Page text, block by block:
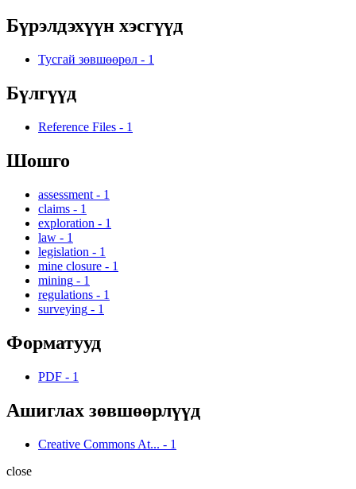
Бүрэлдэхүүн хэсгүүд
Тусгай зөвшөөрөл - 1
Бүлгүүд
Reference Files - 1
Шошго
assessment - 1
claims - 1
exploration - 1
law - 1
legislation - 1
mine closure - 1
mining - 1
regulations - 1
surveying - 1
Форматууд
PDF - 1
Ашиглах зөвшөөрлүүд
Creative Commons At... - 1
close